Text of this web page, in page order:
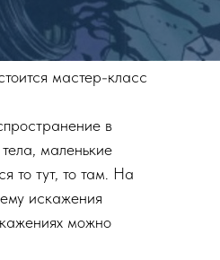
мастер-класс
в
маленькие
то тут, то там. На
искажения
можно